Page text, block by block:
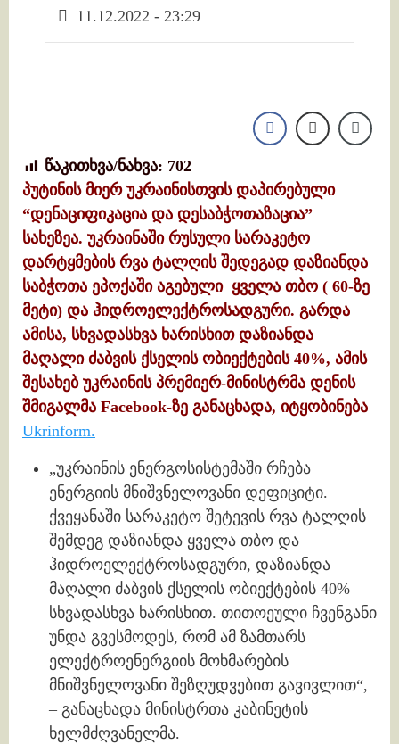
11.12.2022 - 23:29
წაკითხვა/ნახვა: 702
პუტინის მიერ უკრაინისთვის დაპირებული
“დენაციფიკაცია და დესაბჭოთაზაცია”
სახეზეა. უკრაინაში რუსული სარაკეტო
დარტყმების რვა ტალღის შედეგად დაზიანდა
საბჭოთა ეპოქაში აგებული ყველა თბო ( 60-ზე
მეტი) და ჰიდროელექტროსადგური. გარდა
ამისა, სხვადასხვა ხარისხით დაზიანდა
მაღალი ძაბვის ქსელის ობიექტების 40%, ამის
შესახებ უკრაინის პრემიერ-მინისტრმა დენის
შმიგალმა Facebook-ზე განაცხადა, იტყობინება
Ukrinform.
„უკრაინის ენერგოსისტემაში რჩება
ენერგიის მნიშვნელოვანი დეფიციტი.
ქვეყანაში სარაკეტო შეტევის რვა ტალღის
შემდეგ დაზიანდა ყველა თბო და
ჰიდროელექტროსადგური, დაზიანდა
მაღალი ძაბვის ქსელის ობიექტების 40%
სხვადასხვა ხარისხით. თითოეული ჩვენგანი
უნდა გვესმოდეს, რომ ამ ზამთარს
ელექტროენერგიის მოხმარების
მნიშვნელოვანი შეზღუდვებით გავივლით“,
– განაცხადა მინისტრთა კაბინეტის
ხელმძღვანელმა.